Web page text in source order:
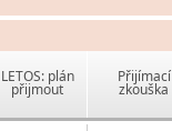
LETOS: plán
přijmout
Přijímací
zkouška